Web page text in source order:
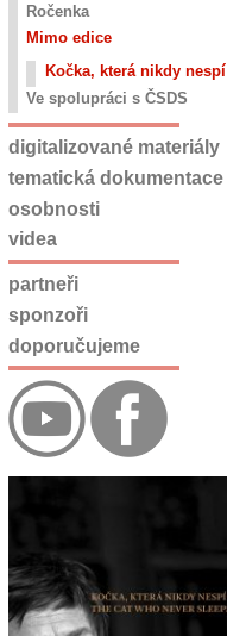
Ročenka
Mimo edice
Kočka, která nikdy nespí
Ve spolupráci s ČSDS
digitalizované materiály
tematická dokumentace
osobnosti
videa
partneři
sponzoři
doporučujeme